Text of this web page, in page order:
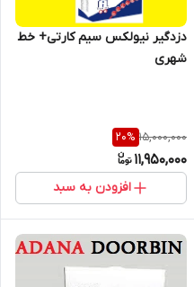
دزدگیر نیولکس سیم کارتی+ خط
شهری
15,000,000
20%
11,950,000
افزودن به سبد